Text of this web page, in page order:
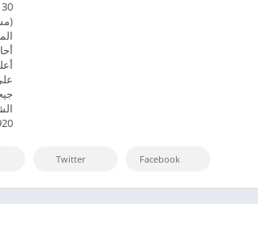
1920 ×
Facebook
Twitter